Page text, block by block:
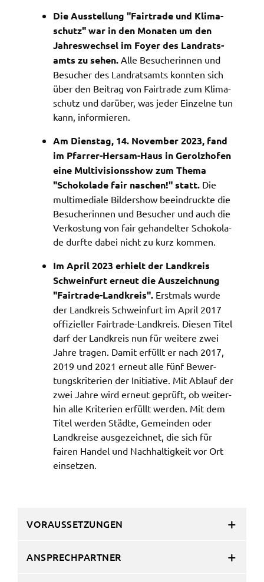
Die Ausstel­lung "Fair­tra­de und Klima­
schutz" war in den Mona­ten um den
Jahres­wech­sel im Foyer des Land­rats­
amts zu sehen. Alle Besu­che­rin­nen und
Besu­cher des Land­rats­amts konn­ten sich
über den Beitrag von Fair­tra­de zum Klima­
schutz und darüber, was jeder Einzel­ne tun
kann, infor­mie­ren.
Am Diens­tag, 14. Novem­ber 2023, fand
im Pfar­rer-Hersam-Haus in Gerolz­hofen
eine Multi­vi­si­ons­show zum Thema
"Scho­ko­la­de fair naschen!" statt. Die
multi­me­dia­le Bilder­show beein­druck­te die
Besu­che­rin­nen und Besu­cher und auch die
Verkos­tung von fair gehan­del­ter Scho­ko­la­
de durf­te dabei nicht zu kurz kommen.
Im April 2023 erhielt der Land­kreis
Schwein­furt erneut die Auszeich­nung
"Fair­tra­de-Land­kreis". Erst­mals wurde
der Land­kreis Schwein­furt im April 2017
offi­zi­el­ler Fair­tra­de-Land­kreis. Diesen Titel
darf der Land­kreis nun für weite­re zwei
Jahre tragen. Damit erfüllt er nach 2017,
2019 und 2021 erneut alle fünf Bewer­
tungs­kri­te­ri­en der Initia­ti­ve. Mit Ablauf der
zwei Jahre wird erneut geprüft, ob weiter­
hin alle Krite­ri­en erfüllt werden. Mit dem
Titel werden Städ­te, Gemein­den oder
Land­krei­se ausge­zeich­net, die sich für
fairen Handel und Nach­hal­tig­keit vor Ort
einset­zen.
VORAUSSETZUNGEN
ANSPRECHPARTNER